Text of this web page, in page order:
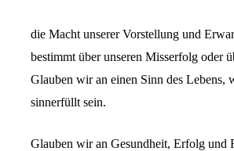
die Macht unserer Vorstellung und
bestimmt über unseren Misserfolg oder
Glauben wir an einen Sinn des Lebens,
sinnerfüllt sein.
Glauben wir an Gesundheit, Erfolg und